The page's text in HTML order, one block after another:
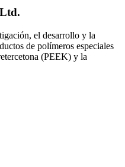
el desarrollo y la
de polímeros especiales
(PEEK) y la